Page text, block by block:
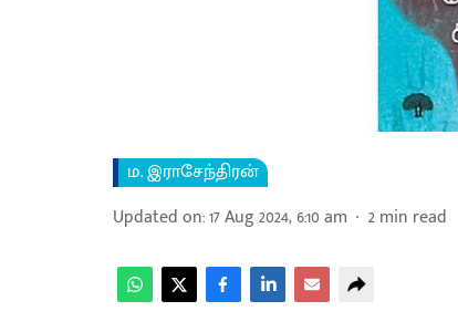
ம. இராசேந்திரன்
Updated on:17 Aug 2024, 6:10 am 2min read